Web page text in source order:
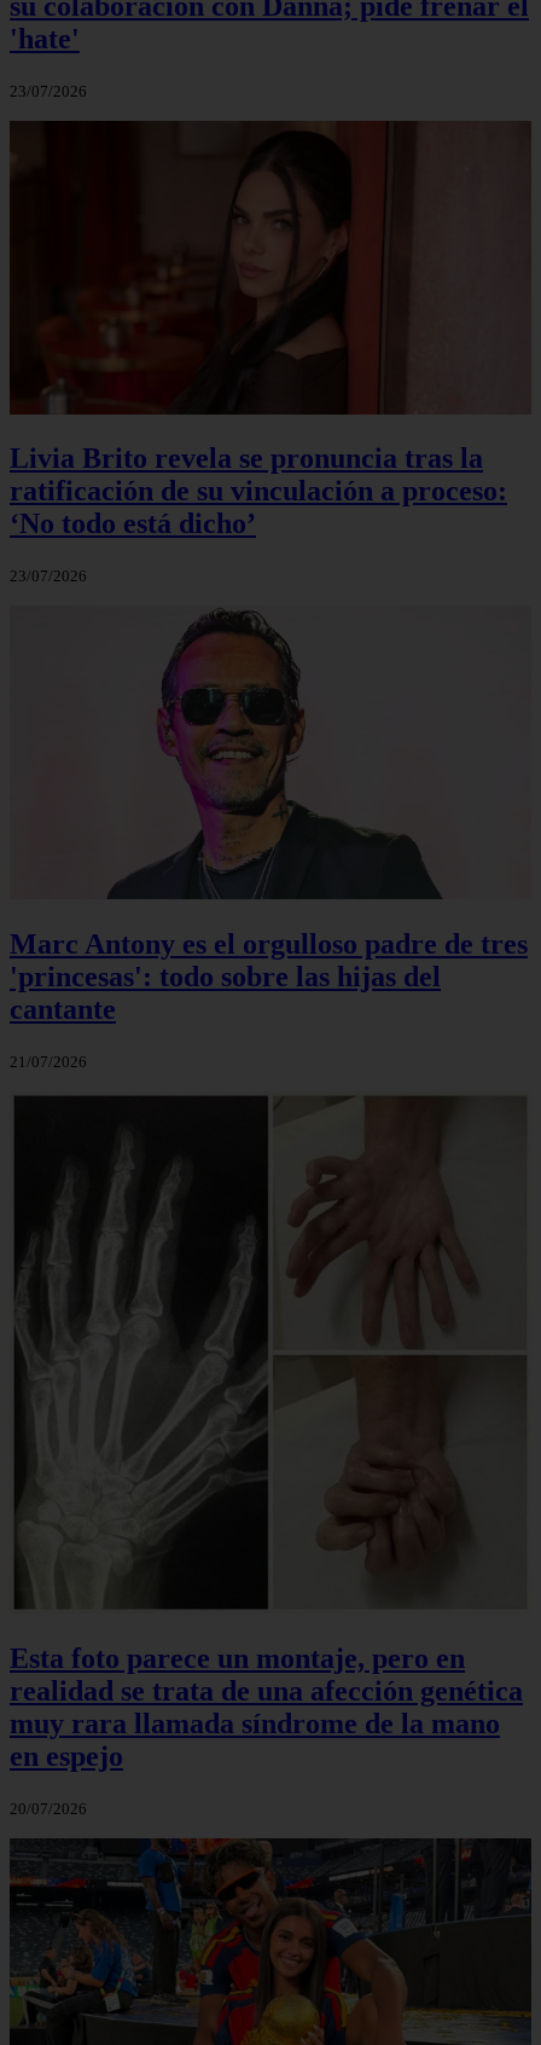
'hate'
23/07/2026
Livia Brito revela se pronuncia tras la
ratificación de su vinculación a proceso:
‘No todo está dicho’
23/07/2026
Marc Antony es el orgulloso padre de tres
'princesas': todo sobre las hijas del
cantante
21/07/2026
Esta foto parece un montaje, pero en
realidad se trata de una afección genética
muy rara llamada síndrome de la mano
en espejo
20/07/2026